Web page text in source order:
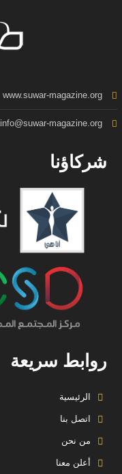
www.suwar-magazine.org
info@suwar-magazine.org
شركاؤنا
روابط سريعة
الرئيسية
اتصل بنا
من نحن
أعلن معنا